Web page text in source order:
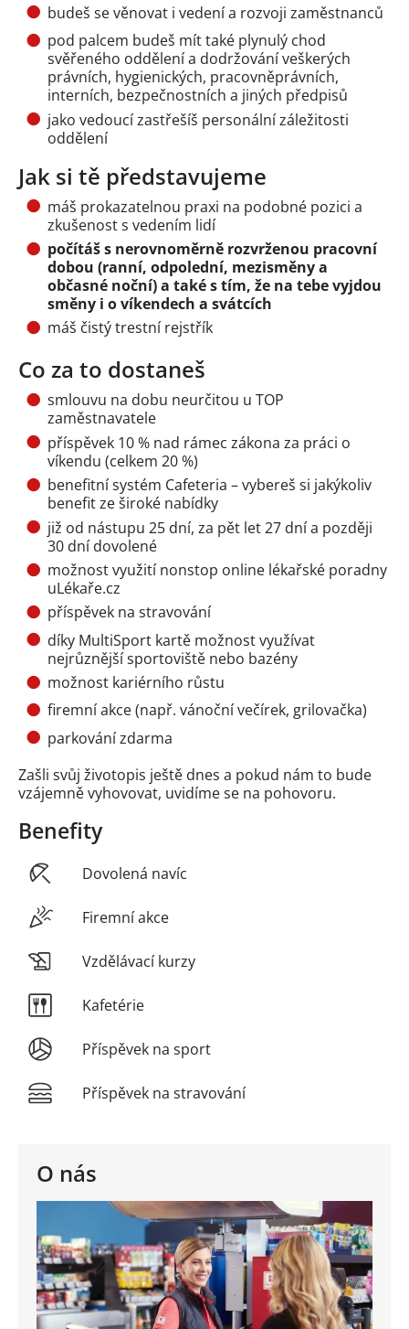
O nás
budeš se věnovat i vedení a rozvoji zaměstnanců
pod palcem budeš mít také plynulý chod
svěřeného oddělení a dodržování veškerých
právních, hygienických, pracovněprávních,
interních, bezpečnostních a jiných předpisů
jako vedoucí zastřešíš personální záležitosti
oddělení
Jak si tě představujeme
máš prokazatelnou praxi na podobné pozici a
zkušenost s vedením lidí
počítáš s nerovnoměrně rozvrženou pracovní
dobou (ranní, odpolední, mezisměny a
občasné noční) a také s tím, že na tebe vyjdou
směny i o víkendech a svátcích
máš čistý trestní rejstřík
Co za to dostaneš
smlouvu na dobu neurčitou u TOP
zaměstnavatele
příspěvek 10 % nad rámec zákona za práci o
víkendu (celkem 20 %)
benefitní systém Cafeteria – vybereš si jakýkoliv
benefit ze široké nabídky
již od nástupu 25 dní, za pět let 27 dní a později
30 dní dovolené
možnost využití nonstop online lékařské poradny
uLékaře.cz
příspěvek na stravování
díky MultiSport kartě možnost využívat
nejrůznější sportoviště nebo bazény
možnost kariérního růstu
firemní akce (např. vánoční večírek, grilovačka)
parkování zdarma
Zašli svůj životopis ještě dnes a pokud nám to bude
vzájemně vyhovovat, uvidíme se na pohovoru.
Benefity
Dovolená navíc
Firemní akce
Vzdělávací kurzy
Kafetérie
Příspěvek na sport
Příspěvek na stravování